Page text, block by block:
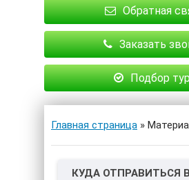
Обратная
Заказать
Подбор
Главная страница »
КУДА ОТПРАВИТЬСЯ В